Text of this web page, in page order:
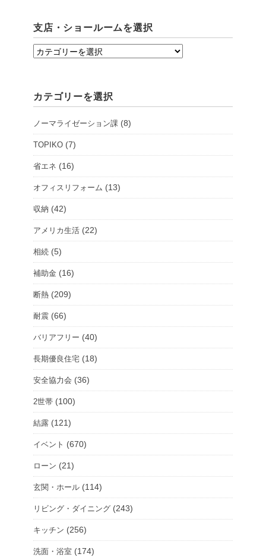
支店・ショールームを選択
支
ョ
ル
ー
を
選
択
カテゴリーを選択
ノーマライゼーション課 (8)
TOPIKO (7)
省エネ (16)
オフィスリフォーム (13)
収納 (42)
アメリカ生活 (22)
相続 (5)
補助金 (16)
断熱 (209)
耐震 (66)
バリアフリー (40)
長期優良住宅 (18)
安全協力会 (36)
2世帯 (100)
結露 (121)
イベント (670)
ローン (21)
玄関・ホール (114)
リビング・ダイニング (243)
キッチン (256)
洗面・浴室 (174)